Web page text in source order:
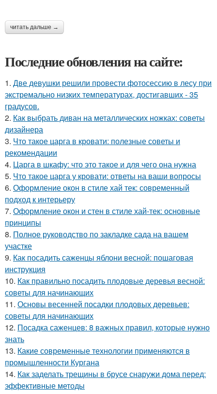
читать дальше →
Последние обновления на сайте:
1. Две девушки решили провести фотосессию в лесу при
экстремально низких температурах, достигавших - 35
градусов.
2. Как выбрать диван на металлических ножках: советы
дизайнера
3. Что такое царга в кровати: полезные советы и
рекомендации
4. Царга в шкафу: что это такое и для чего она нужна
5. Что такое царга у кровати: ответы на ваши вопросы
6. Оформление окон в стиле хай тек: современный
подход к интерьеру
7. Оформление окон и стен в стиле хай-тек: основные
принципы
8. Полное руководство по закладке сада на вашем
участке
9. Как посадить саженцы яблони весной: пошаговая
инструкция
10. Как правильно посадить плодовые деревья весной:
советы для начинающих
11. Основы весенней посадки плодовых деревьев:
советы для начинающих
12. Посадка саженцев: 8 важных правил, которые нужно
знать
13. Какие современные технологии применяются в
промышленности Кургана
14. Как заделать трещины в брусе снаружи дома перед:
эффективные методы